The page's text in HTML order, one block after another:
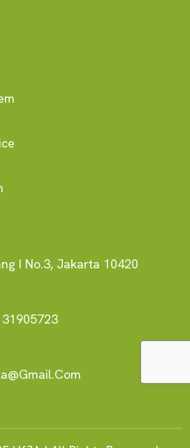
I No.3, Jakarta 10420